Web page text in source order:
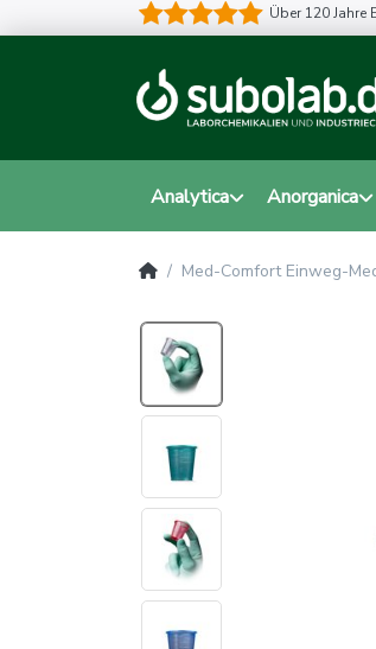
Über 120 Jahre
Analytica Anorganica
Med-Comfort Einweg-